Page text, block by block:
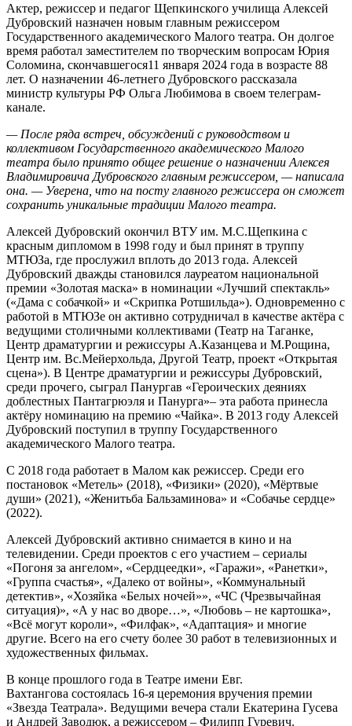
Актер, режиссер и педагог Щепкинского училища Алексей
Дубровский назначен новым главным режиссером
Государственного академического Малого театра. Он долгое
время работал заместителем по творческим вопросам Юрия
Соломина, скончавшегося11 января 2024 года в возрасте 88
лет. О назначении 46-летнего Дубровского рассказала
министр культуры РФ Ольга Любимова в своем телеграм-
канале.
— После ряда встреч, обсуждений с руководством и
коллективом Государственного академического Малого
театра было принято общее решение о назначении Алексея
Владимировича Дубровского главным режиссером, — написала
она. — Уверена, что на посту главного режиссера он сможет
сохранить уникальные традиции Малого театра.
Алексей Дубровский окончил ВТУ им. М.С.Щепкина с
красным дипломом в 1998 году и был принят в труппу
МТЮЗа, где прослужил вплоть до 2013 года. Алексей
Дубровский дважды становился лауреатом национальной
премии «Золотая маска» в номинации «Лучший спектакль»
(«Дама с собачкой» и «Скрипка Ротшильда»). Одновременно с
работой в МТЮЗе он активно сотрудничал в качестве актёра с
ведущими столичными коллективами (Театр на Таганке,
Центр драматургии и режиссуры А.Казанцева и М.Рощина,
Центр им. Вс.Мейерхольда, Другой Театр, проект «Открытая
сцена»). В Центре драматургии и режиссуры Дубровский,
среди прочего, сыграл Панургав «Героических деяниях
доблестных Пантагрюэля и Панурга»– эта работа принесла
актёру номинацию на премию «Чайка». В 2013 году Алексей
Дубровский поступил в труппу Государственного
академического Малого театра.
С 2018 года работает в Малом как режиссер. Среди его
постановок «Метель» (2018), «Физики» (2020), «Мёртвые
души» (2021), «Женитьба Бальзаминова» и «Собачье сердце»
(2022).
Алексей Дубровский активно снимается в кино и на
телевидении. Среди проектов с его участием – сериалы
«Погоня за ангелом», «Сердцеедки», «Гаражи», «Ранетки»,
«Группа счастья», «Далеко от войны», «Коммунальный
детектив», «Хозяйка «Белых ночей»», «ЧС (Чрезвычайная
ситуация)», «А у нас во дворе…», «Любовь – не картошка»,
«Всё могут короли», «Филфак», «Адаптация» и многие
другие. Всего на его счету более 30 работ в телевизионных и
художественных фильмах.
В конце прошлого года в Театре имени Евг.
Вахтангова состоялась 16-я церемония вручения премии
«Звезда Театрала». Ведущими вечера стали Екатерина Гусева
и Андрей Заводюк, а режиссером – Филипп Гуревич.